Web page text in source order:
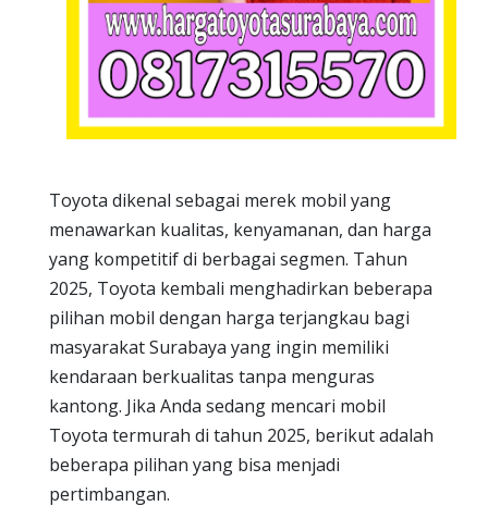
Toyota dikenal sebagai merek mobil yang
menawarkan kualitas, kenyamanan, dan harga
yang kompetitif di berbagai segmen. Tahun
2025, Toyota kembali menghadirkan beberapa
pilihan mobil dengan harga terjangkau bagi
masyarakat Surabaya yang ingin memiliki
kendaraan berkualitas tanpa menguras
kantong. Jika Anda sedang mencari mobil
Toyota termurah di tahun 2025, berikut adalah
beberapa pilihan yang bisa menjadi
pertimbangan.